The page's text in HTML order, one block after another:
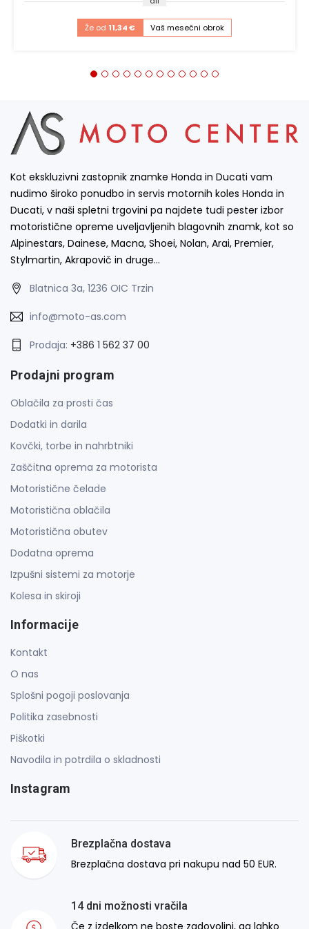
Že od 11,34 € Vaš mesečni obrok
Kot ekskluzivni zastopnik znamke Honda in Ducati vam
nudimo široko ponudbo in servis motornih koles Honda in
Ducati, v naši spletni trgovini pa najdete tudi pester izbor
motoristične opreme uveljavljenih blagovnih znamk, kot so
Alpinestars, Dainese, Macna, Shoei, Nolan, Arai, Premier,
Stylmartin, Akrapovič in druge…
Blatnica 3a, 1236 OIC Trzin
info@moto-as.com
Prodaja: +386 1 562 37 00
Prodajni program
Oblačila za prosti čas
Dodatki in darila
Kovčki, torbe in nahrbtniki
Zaščitna oprema za motorista
Motoristične čelade
Motoristična oblačila
Motoristična obutev
Dodatna oprema
Izpušni sistemi za motorje
Kolesa in skiroji
Informacije
Kontakt
O nas
Splošni pogoji poslovanja
Politika zasebnosti
Piškotki
Navodila in potrdila o skladnosti
Instagram
Brezplačna dostava
Brezplačna dostava pri nakupu nad 50 EUR.
14 dni možnosti vračila
Če z izdelkom ne boste zadovoljni, ga lahko